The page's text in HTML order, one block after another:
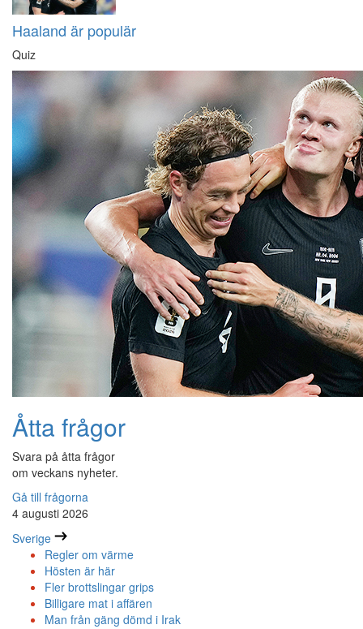
Haaland är populär
Quiz
Åtta frågor
Svara på åtta frågor
om veckans nyheter.
Gå till frågorna
4 augusti 2026
Sverige
Regler om värme
Hösten är här
Fler brottslingar grips
Billigare mat i affären
Man från gäng dömd i Irak